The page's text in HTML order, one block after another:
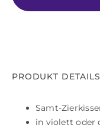
PRODUKT DETAILS
Samt-
in violett oder